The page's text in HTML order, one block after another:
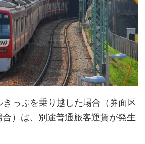
っぷを乗り越した場合（券面区
合）は、別途普通旅客運賃が発生